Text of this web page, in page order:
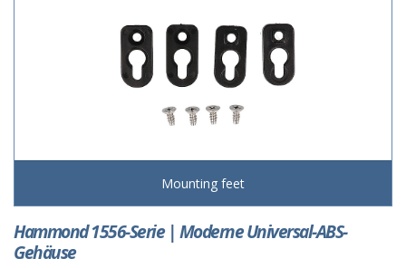
Mounting feet
Hammond 1556-Serie | Moderne Universal-ABS-
Gehäuse